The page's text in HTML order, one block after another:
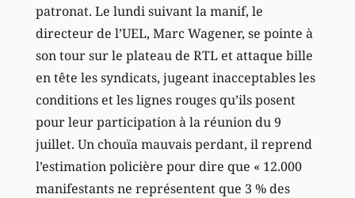
patronat. Le lundi suivant la manif, le
directeur de l’UEL, Marc Wagener, se pointe à
son tour sur le plateau de RTL et attaque bille
en tête les syndicats, jugeant inacceptables les
conditions et les lignes rouges qu’ils posent
pour leur participation à la réunion du 9
juillet. Un chouïa mauvais perdant, il reprend
l’estimation policière pour dire que « 12.000
manifestants ne représentent que 3 % des